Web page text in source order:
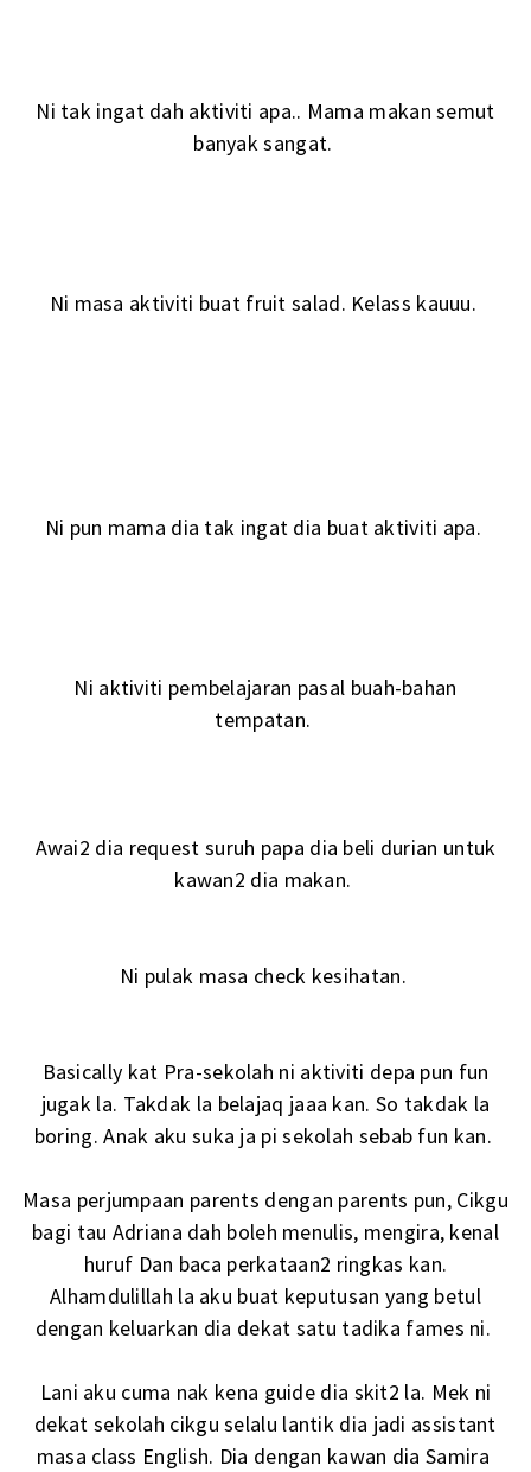
Ni tak ingat dah aktiviti apa.. Mama makan semut
banyak sangat.
Ni masa aktiviti buat fruit salad. Kelass kauuu.
Ni pun mama dia tak ingat dia buat aktiviti apa.
Ni aktiviti pembelajaran pasal buah-bahan
tempatan.
Awai2 dia request suruh papa dia beli durian untuk
kawan2 dia makan.
Ni pulak masa check kesihatan.
Basically kat Pra-sekolah ni aktiviti depa pun fun
jugak la. Takdak la belajaq jaaa kan. So takdak la
boring. Anak aku suka ja pi sekolah sebab fun kan.
Masa perjumpaan parents dengan parents pun, Cikgu
bagi tau Adriana dah boleh menulis, mengira, kenal
huruf Dan baca perkataan2 ringkas kan.
Alhamdulillah la aku buat keputusan yang betul
dengan keluarkan dia dekat satu tadika fames ni.
Lani aku cuma nak kena guide dia skit2 la. Mek ni
dekat sekolah cikgu selalu lantik dia jadi assistant
masa class English. Dia dengan kawan dia Samira